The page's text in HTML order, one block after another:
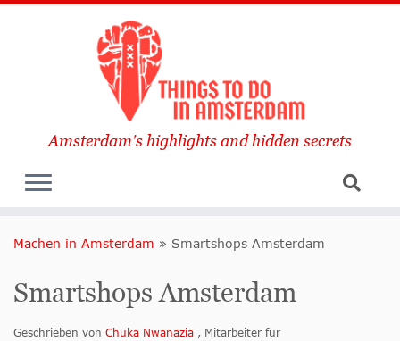
Amsterdam's highlights and hidden secrets
Machen in Amsterdam » Smartshops Amsterdam
Smartshops Amsterdam
Geschrieben von Chuka Nwanazia , Mitarbeiter für